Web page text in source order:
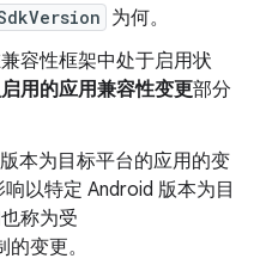
为何。
容性框架中处于启用状
用的应用兼容性变更部分
本为目标平台的应用的变
以特定 Android 版本为目
称为受
的变更。